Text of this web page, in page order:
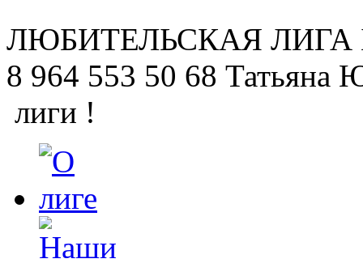
ЛЮБИТЕЛЬСКАЯ ЛИГА
8 964 553 50 68 Татьяна
лиги !